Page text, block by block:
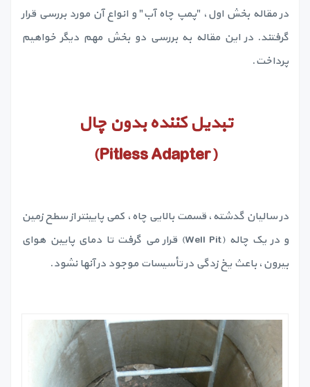
در مقاله بخش اول، "پمپ چاه آب" و انواع آن مورد بررسی قرار
گرفتند. در این مقاله به بررسی دو بخش مهم دیگر خواهیم
پرداخت.
تبدیل کننده بدون چال
(
Pitless Adapter
)
در سالیان گدشته، قسمت بالایی چاه، کمی پایینتر از سطح زمین
و در یک چاله (Well Pit) قرار می گرفت تا دمای پایین هوای
بیرون، باعث یخ زدگی در تأسیسات موجود در آنها نشود.